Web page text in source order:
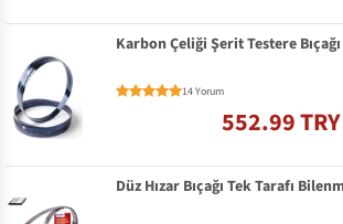
Karbon Çeliği Şerit Testere Bıçağı
14 Yorum
552.99 TRY
Düz Hızar Bıçağı Tek Tarafı